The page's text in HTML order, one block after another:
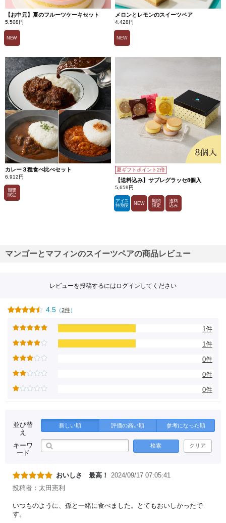
【お中元】夏のフルーツケーキセット
5,508円
NEW
メロンとレモンのスイーツペア
4,428円
NEW
カレー３種食べ比べセット
6,912円
期間
限定
夏ギフトポイント2倍
【送料込み】サブレグラッセ8個入
5,659円
アイス
特別便
NEW
期間
限定
送料
込み
マンゴーとマフィンのスイーツペアの商品レビュー
レビューを投稿するには ログイン してください
4.5 （2件）
1件
1件
0件
0件
0件
並び替
え
新しい順 評価の高い順 参考になった順
キーワ
ード
検索 クリア
おいしさ 最高！
2024/09/17 07:05:41
投稿者：太田憲利
いつものように、孫と一緒に食べました。とてもおいしかったで
す。